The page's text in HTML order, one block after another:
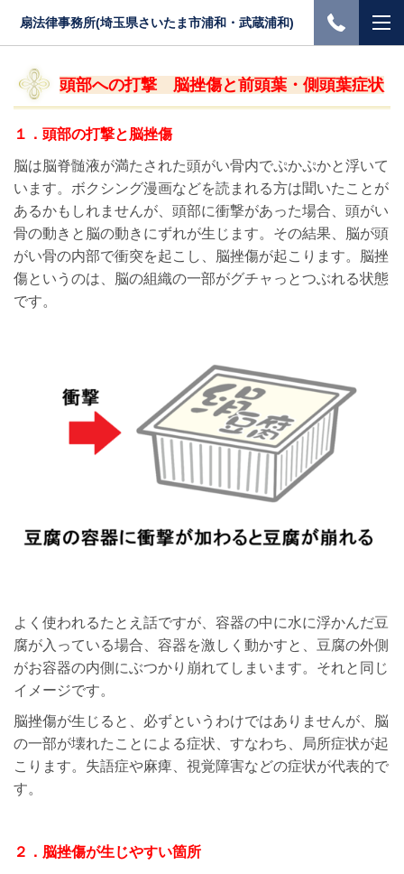
扇法律事務所(埼玉県さいたま市浦和・武蔵浦和)
頭部への打撃 脳挫傷と前頭葉・側頭葉症状
１． 頭部の打撃と脳挫傷
脳は脳脊髄液が満たされた頭がい骨内でぷかぷかと浮いて
います。ボクシング漫画などを読まれる方は聞いたことが
あるかもしれませんが、頭部に衝撃があった場合、頭がい
骨の動きと脳の動きにずれが生じます。その結果、脳が頭
がい骨の内部で衝突を起こし、脳挫傷が起こります。脳挫
傷というのは、脳の組織の一部がグチャっとつぶれる状態
です。
よく使われるたとえ話ですが、容器の中に水に浮かんだ豆
腐が入っている場合、容器を激しく動かすと、豆腐の外側
がお容器の内側にぶつかり崩れてしまいます。それと同じ
イメージです。
脳挫傷が生じると、必ずというわけではありませんが、脳
の一部が壊れたことによる症状、すなわち、局所症状が起
こります。失語症や麻痺、視覚障害などの症状が代表的で
す。
２．脳挫傷が生じやすい箇所